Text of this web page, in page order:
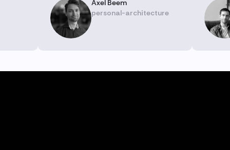
Axel Beem
personal-architecture